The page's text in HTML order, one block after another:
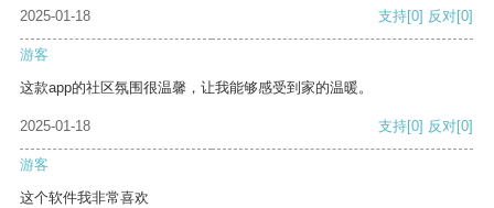
2025-01-18 支持[0] 反对[0]
游客
这款app的社区氛围很温馨，让我能够感受到家的温暖。
2025-01-18 支持[0] 反对[0]
游客
这个软件我非常喜欢